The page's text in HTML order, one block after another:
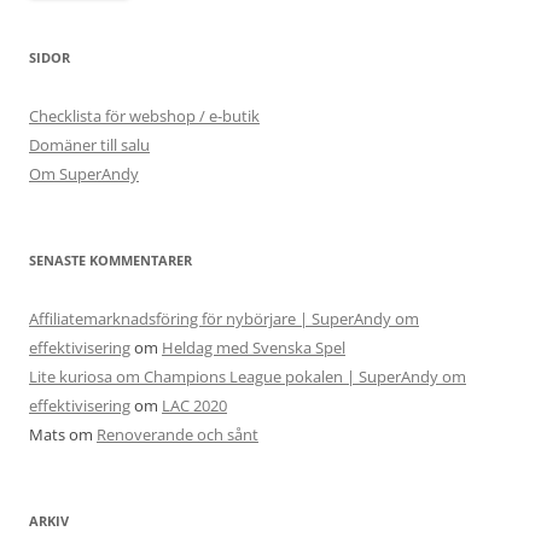
SIDOR
Checklista för webshop / e-butik
Domäner till salu
Om SuperAndy
SENASTE KOMMENTARER
Affiliatemarknadsföring för nybörjare | SuperAndy om
effektiviseringom Heldag med Svenska Spel
Lite kuriosa om Champions League pokalen | SuperAndy om
effektiviseringom LAC 2020
Matsom Renoverande och sånt
ARKIV